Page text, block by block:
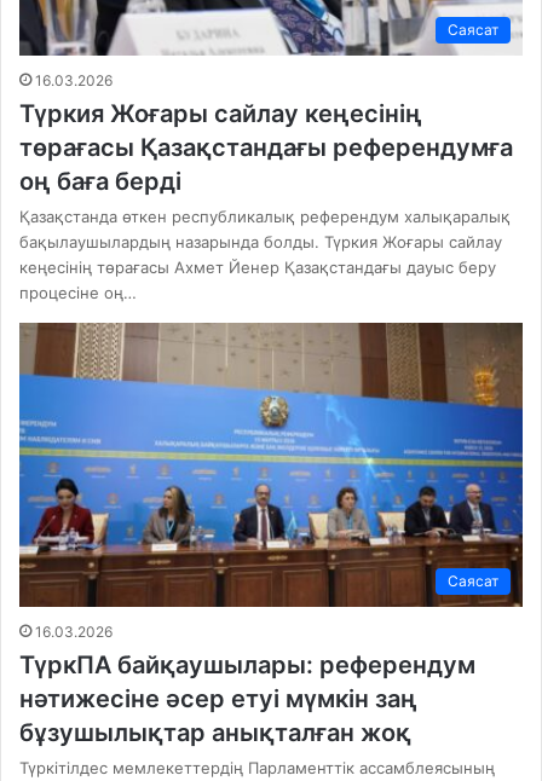
Саясат
16.03.2026
Түркия Жоғары сайлау кеңесінің
төрағасы Қазақстандағы референдумға
оң баға берді
Қазақстанда өткен республикалық референдум халықаралық
бақылаушылардың назарында болды. Түркия Жоғары сайлау
кеңесінің төрағасы Ахмет Йенер Қазақстандағы дауыс беру
процесіне оң…
Саясат
16.03.2026
ТүркПА байқаушылары: референдум
нәтижесіне әсер етуі мүмкін заң
бұзушылықтар анықталған жоқ
Түркітілдес мемлекеттердің Парламенттік ассамблеясының